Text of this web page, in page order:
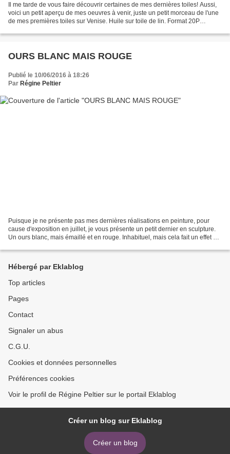
Il me tarde de vous faire découvrir certaines de mes dernières toiles! Aussi,
voici un petit aperçu de mes oeuvres à venir, juste un petit morceau de l'une
de mes premières toiles sur Venise. Huile sur toile de lin. Format 20P
OURS BLANC MAIS ROUGE
Publié le 10/06/2016 à 18:26
Par Régine Peltier
Puisque je ne présente pas mes dernières réalisations en peinture, pour
cause d'exposition en juillet, je vous présente un petit dernier en sculpture.
Un ours blanc, mais émaillé et en rouge. Inhabituel, mais cela fait un effet un
Hébergé par Eklablog
Top articles
Pages
Contact
Signaler un abus
C.G.U.
Cookies et données personnelles
Préférences cookies
Voir le profil de Régine Peltier sur le portail Eklablog
Créer un blog sur Eklablog
Créer un blog